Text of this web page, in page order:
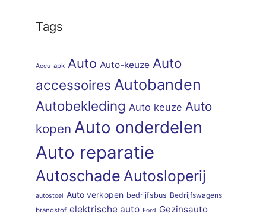
Tags
Accu apk Auto Auto-keuze Auto
accessoires Autobanden
Autobekleding Auto keuze Auto
kopen Auto onderdelen
Auto reparatie
Autoschade Autosloperij
autostoel Auto verkopen bedrijfsbus Bedrijfswagens
brandstof elektrische auto Ford Gezinsauto